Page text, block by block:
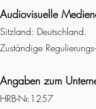
Audiovisuelle
Sitzland: Deutschland.
Zuständige
Angaben zum
HRB-Nr.1257